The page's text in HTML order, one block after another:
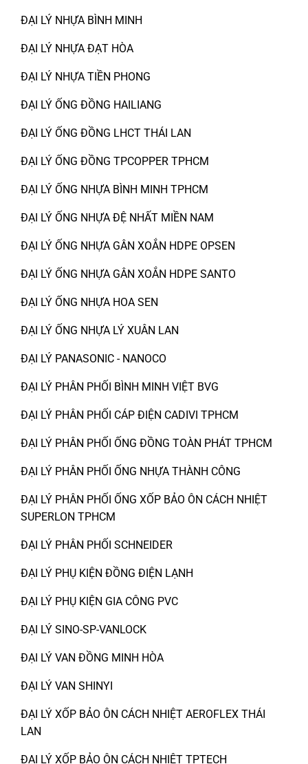
ĐẠI LÝ NHỰA BÌNH MINH
ĐẠI LÝ NHỰA ĐẠT HÒA
ĐẠI LÝ NHỰA TIỀN PHONG
ĐẠI LÝ ỐNG ĐỒNG HAILIANG
ĐẠI LÝ ỐNG ĐỒNG LHCT THÁI LAN
ĐẠI LÝ ỐNG ĐỒNG TPCOPPER TPHCM
ĐẠI LÝ ỐNG NHỰA BÌNH MINH TPHCM
ĐẠI LÝ ỐNG NHỰA ĐỆ NHẤT MIỀN NAM
ĐẠI LÝ ỐNG NHỰA GÂN XOẮN HDPE OPSEN
ĐẠI LÝ ỐNG NHỰA GÂN XOẮN HDPE SANTO
ĐẠI LÝ ỐNG NHỰA HOA SEN
ĐẠI LÝ ỐNG NHỰA LÝ XUÂN LAN
ĐẠI LÝ PANASONIC - NANOCO
ĐẠI LÝ PHÂN PHỐI BÌNH MINH VIỆT BVG
ĐẠI LÝ PHÂN PHỐI CÁP ĐIỆN CADIVI TPHCM
ĐẠI LÝ PHÂN PHỐI ỐNG ĐỒNG TOÀN PHÁT TPHCM
ĐẠI LÝ PHÂN PHỐI ỐNG NHỰA THÀNH CÔNG
ĐẠI LÝ PHÂN PHỐI ỐNG XỐP BẢO ÔN CÁCH NHIỆT
SUPERLON TPHCM
ĐẠI LÝ PHÂN PHỐI SCHNEIDER
ĐẠI LÝ PHỤ KIỆN ĐỒNG ĐIỆN LẠNH
ĐẠI LÝ PHỤ KIỆN GIA CÔNG PVC
ĐẠI LÝ SINO-SP-VANLOCK
ĐẠI LÝ VAN ĐỒNG MINH HÒA
ĐẠI LÝ VAN SHINYI
ĐẠI LÝ XỐP BẢO ÔN CÁCH NHIỆT AEROFLEX THÁI
LAN
ĐẠI LÝ XỐP BẢO ÔN CÁCH NHIỆT TPTECH